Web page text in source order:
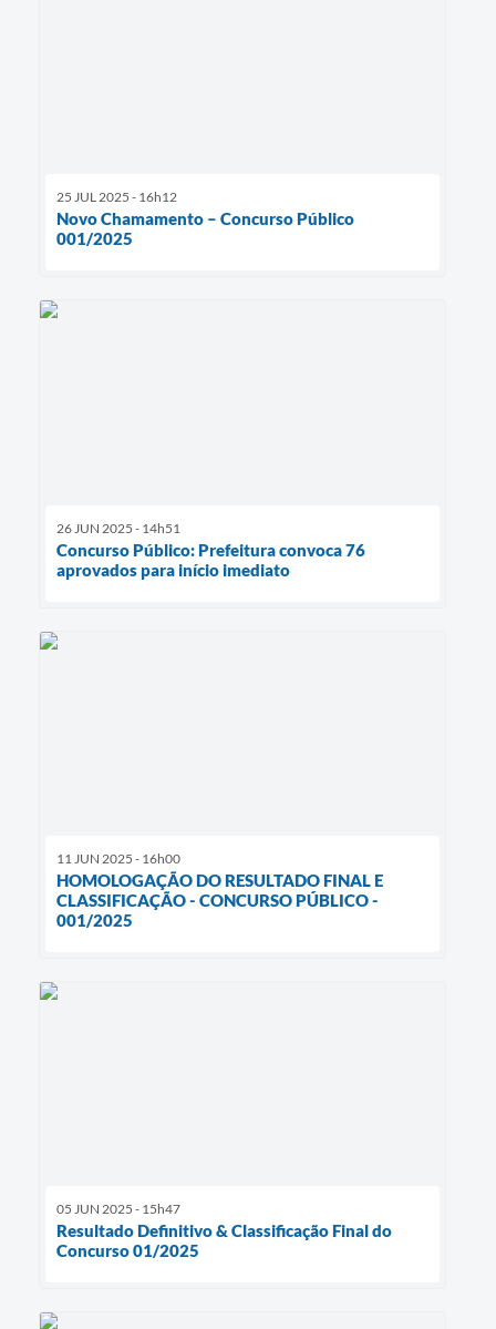
25 JUL 2025 - 16h12
Novo Chamamento – Concurso Público
001/2025
26 JUN 2025 - 14h51
Concurso Público: Prefeitura convoca 76
aprovados para início imediato
11 JUN 2025 - 16h00
HOMOLOGAÇÃO DO RESULTADO FINAL E
CLASSIFICAÇÃO - CONCURSO PÚBLICO -
001/2025
05 JUN 2025 - 15h47
Resultado Definitivo & Classificação Final do
Concurso 01/2025